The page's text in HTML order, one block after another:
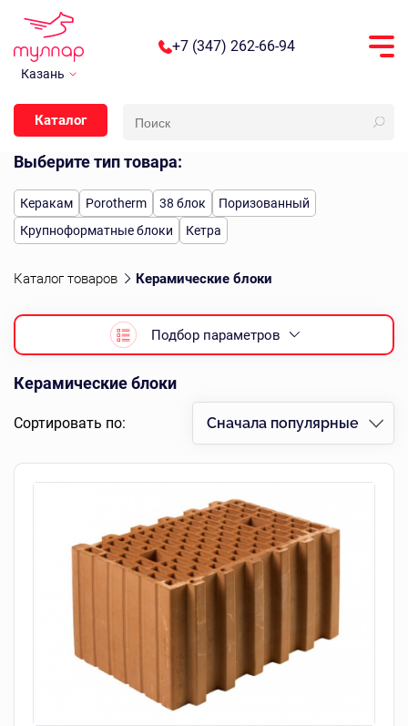
Казань
+7 (347) 262-66-94
Каталог
Выберите тип товара:
Керакам Porotherm 38 блок
Поризованный
Крупноформатные блоки
Кетра
Каталог товаров Керамические блоки
Подбор параметров
Керамические блоки
Сортировать по: Сначала популярные